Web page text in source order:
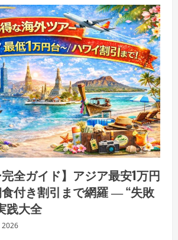
完全ガイド】アジア最安1万円
付き割引まで網羅 ― “失敗
践大全
2026